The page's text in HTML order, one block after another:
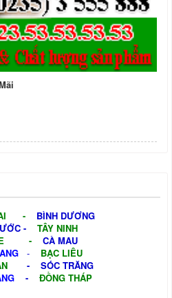
- BÌNH DƯƠNG
- TÂY NINH
- CÀ MAU
- BẠC LIÊU
- SÓC TRĂNG
-
ĐỒNG THÁP